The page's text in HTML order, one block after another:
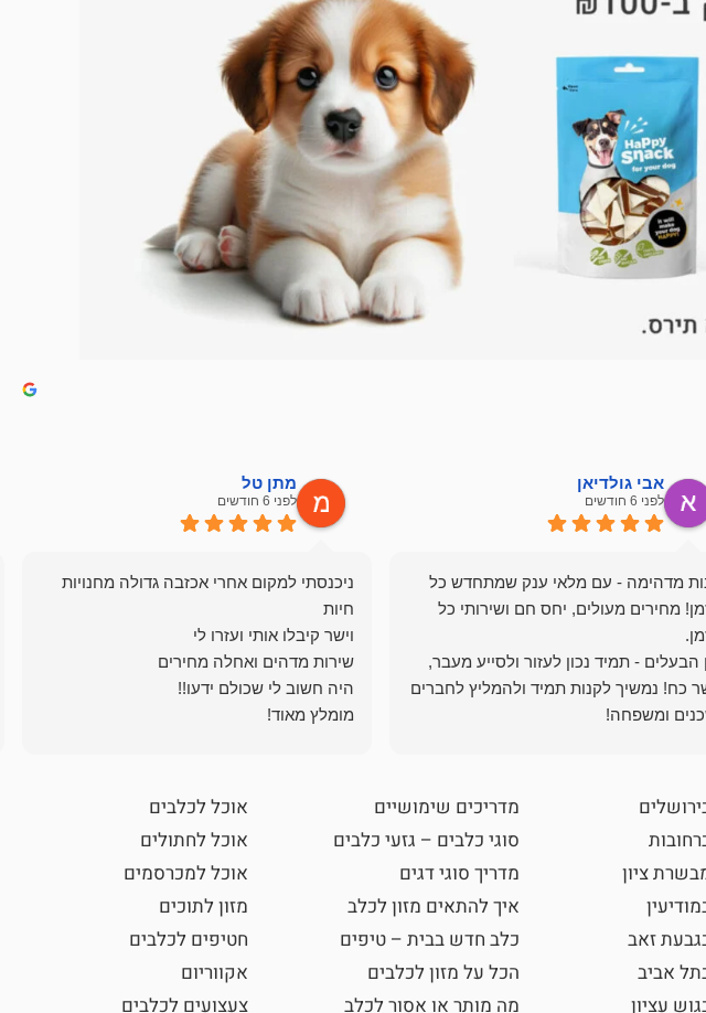
אבי גולדיאן
לפני 6 חודשים
מדהימה - עם מלאי ענק שמתחדש כל
מחירים מעולים, יחס חם ושירותי כל
הבעלים - תמיד נכון לעזור ולסייע מעבר,
כח! נמשיך לקנות תמיד ולהמליץ לחברים
ומשפחה!
מתן טל
לפני 6 חודשים
ניכנסתי למקום אחרי אכזבה גדולה מחנויות
מומלץ מאוד!
ציון
זאב
אביב
עציון
מדריכים שימושיים
סוגי כלבים – גזעי כלבים
מדריך סוגי דגים
איך להתאים מזון לכלב
כלב חדש בבית – טיפים
הכל על מזון לכלבים
מה מותר או אסור לכלב
אוכל לכלבים
אוכל לחתולים
אוכל למכרסמים
מזון לתוכים
חטיפים לכלבים
אקווריום
צעצועים לכלבים